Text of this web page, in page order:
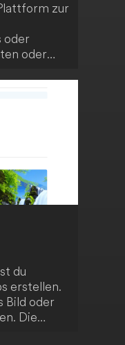
zur
oder
oder
zu
einfach
du
erstellen.
Bild oder
Die